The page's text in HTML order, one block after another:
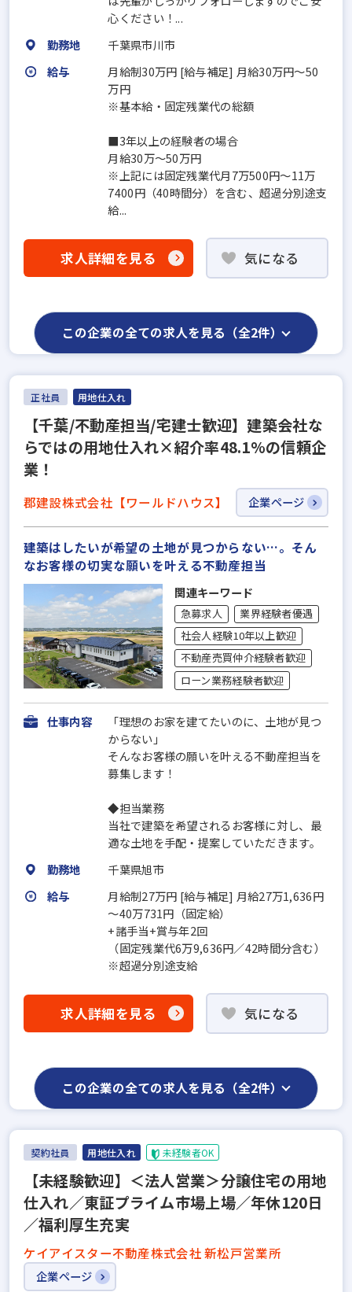
心ください！...
勤務地
千葉県市川市
給与
月給制30万円 [給与補足] 月給30万円～50
万円
※基本給・固定残業代の総額
■3年以上の経験者の場合
月給30万～50万円
※上記には固定残業代月7万500円～11万
7400円（40時間分）を含む、超過分別途支
給...
求人詳細を見る 気になる
この企業の全ての求人を見る（全2件）
正社員 用地仕入れ
【千葉/不動産担当/宅建士歓迎】建築会社な
らではの用地仕入れ×紹介率48.1%の信頼企
業！
郡建設株式会社【ワールドハウス】 企業ページ
建築はしたいが希望の土地が見つからない…。そん
なお客様の切実な願いを叶える不動産担当
関連キーワード
急募求人
業界経験者優遇
社会人経験10年以上歓迎
不動産売買仲介経験者歓迎
ローン業務経験者歓迎
仕事内容
「理想のお家を建てたいのに、土地が見つ
からない」
そんなお客様の願いを叶える不動産担当を
募集します！
◆担当業務
当社で建築を希望されるお客様に対し、最
適な土地を手配・提案していただきます。
勤務地
千葉県旭市
給与
月給制27万円 [給与補足] 月給27万1,636円
～40万731円（固定給）
+諸手当+賞与年2回
（固定残業代6万9,636円／42時間分含む）
※超過分別途支給
求人詳細を見る 気になる
この企業の全ての求人を見る（全2件）
契約社員 用地仕入れ 未経験者OK
【未経験歓迎】＜法人営業＞分譲住宅の用地
仕入れ／東証プライム市場上場／年休120日
／福利厚生充実
ケイアイスター不動産株式会社 新松戸営業所
企業ページ